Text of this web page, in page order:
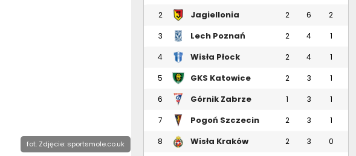
fot. Zdjęcie: sportsmole.co.uk
2
Jagiellonia
2 6 2
3 Lech Poznań 2 4 1
4 Wisła Płock 2 4 1
5 GKS Katowice 2 3 1
6 Górnik Zabrze 1 3 1
7 Pogoń Szczecin 2 3 1
8 Wisła Kraków 2 3 0